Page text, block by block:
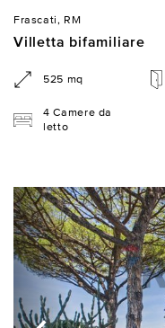
Frascati, RM
Villetta bifamiliare
525 mq
4 Camere da
letto